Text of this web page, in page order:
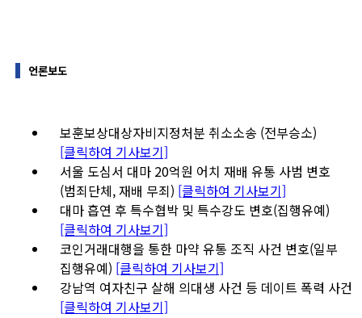
언론보도
보훈보상대상자비지정처분 취소소송 (전부승소)
[클릭하여 기사보기]
서울 도심서 대마 20억원 어치 재배 유통 사범 변호
(범죄단체, 재배 무죄) [클릭하여 기사보기]
대마 흡연 후 특수협박 및 특수강도 변호(집행유예)
[클릭하여 기사보기]
코인거래대행을 통한 마약 유통 조직 사건 변호(일부
집행유예) [클릭하여 기사보기]
강남역 여자친구 살해 의대생 사건 등 데이트 폭력 사건
[클릭하여 기사보기]